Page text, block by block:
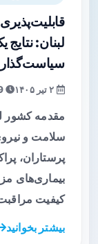
لبنان:
9 دقیقه
مقدمه کشور
سلامت و
پرستاران،
بیماری‌های
کیفیت
بیشتر بخوانید